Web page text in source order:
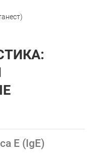
E (IgE)